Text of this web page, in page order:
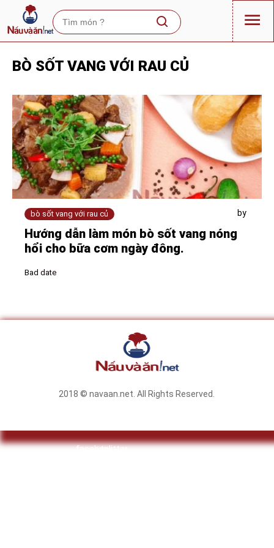
BÒ SỐT VANG VỚI RAU CỦ
bò sốt vang với rau củ by
Hướng dẫn làm món bò sốt vang nóng
hổi cho bữa cơm ngày đông.
Bad date
2018 © navaan.net. All Rights Reserved.
facebooktwitter